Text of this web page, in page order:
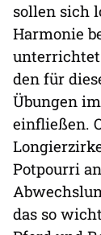
sollen sich
Harmonie
unterrichtet
den für
Übungen
einfließen.
Potpourri
das so